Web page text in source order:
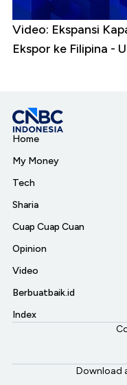
Video: Ekspansi
Ekspor ke Filipina -
Home
My Money
Tech
Sharia
Cuap Cuap Cuan
Opinion
Video
Berbuatbaik.id
Index
Download